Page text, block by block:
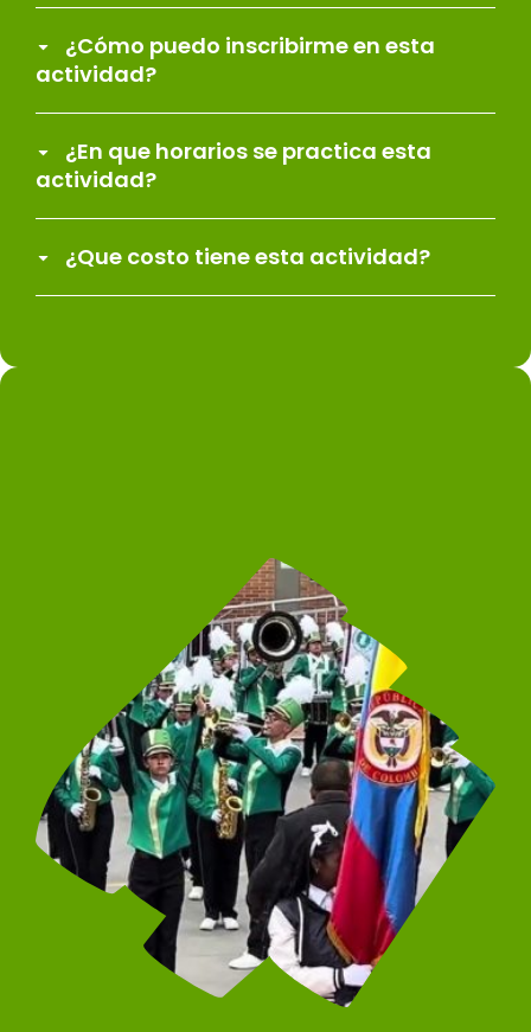
¿Cómo puedo inscribirme en esta
actividad?
¿En que horarios se practica esta
actividad?
¿Que costo tiene esta actividad?